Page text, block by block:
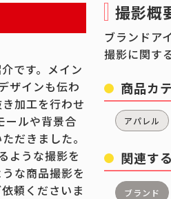
です。メイン
ザインも伝わ
加工を行わせ
ールや背景合
だきました。
ような撮影を
な商品撮影を
頼くださいま
撮影概
ブランドア
撮影に関す
商品カ
アパレル
関連す
ブランド